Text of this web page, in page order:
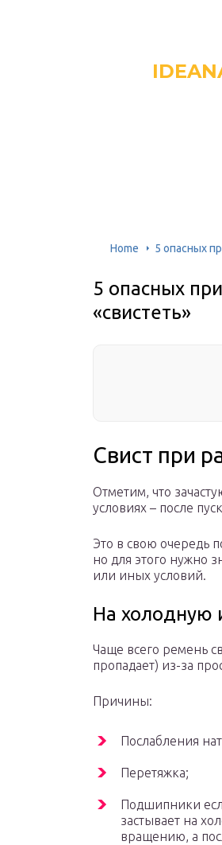
Home 5 опасных
5 опасных
«свистеть»
Свист при
Отметим, что
условиях – после
Это в свою очередь
но для этого нужно
или иных условий.
На холодную
Чаще всего ремень
пропадает) из-за
Причины:
Послабления
Перетяжка;
Подшипники
застывает на
вращению, а